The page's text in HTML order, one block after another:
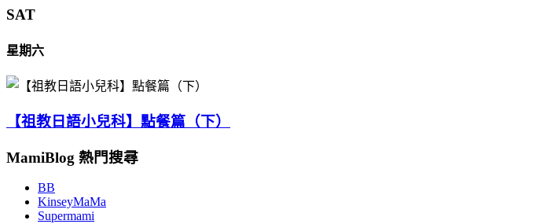
SAT
星期六
【祖教日語小兒科】點餐篇（下）
MamiBlog 熱門搜尋
BB
KinseyMaMa
Supermami